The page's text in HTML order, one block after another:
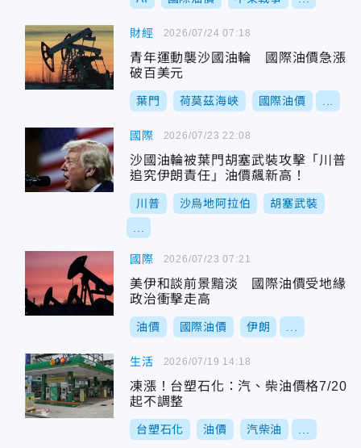
財經
青年運動襲沙國油輪 國際油價急漲
破百美元
葉門 荷莫茲海峽 國際油價
2026/07/24 07:18
國際
沙國油輪被葉門胡塞武裝攻擊「川普
追究伊朗責任」油價飆新高！
川普 沙烏地阿拉伯 胡塞武裝
2026/07/23 22:08
國際
美伊和談前景黯淡 國際油價受地緣
政治衝擊走高
油價 國際油價 伊朗
2026/07/23 07:21
生活
凍漲！台塑石化：汽、柴油價格7/20
起不調整
台塑石化 油價 汽柴油
2026/07/19 14:18